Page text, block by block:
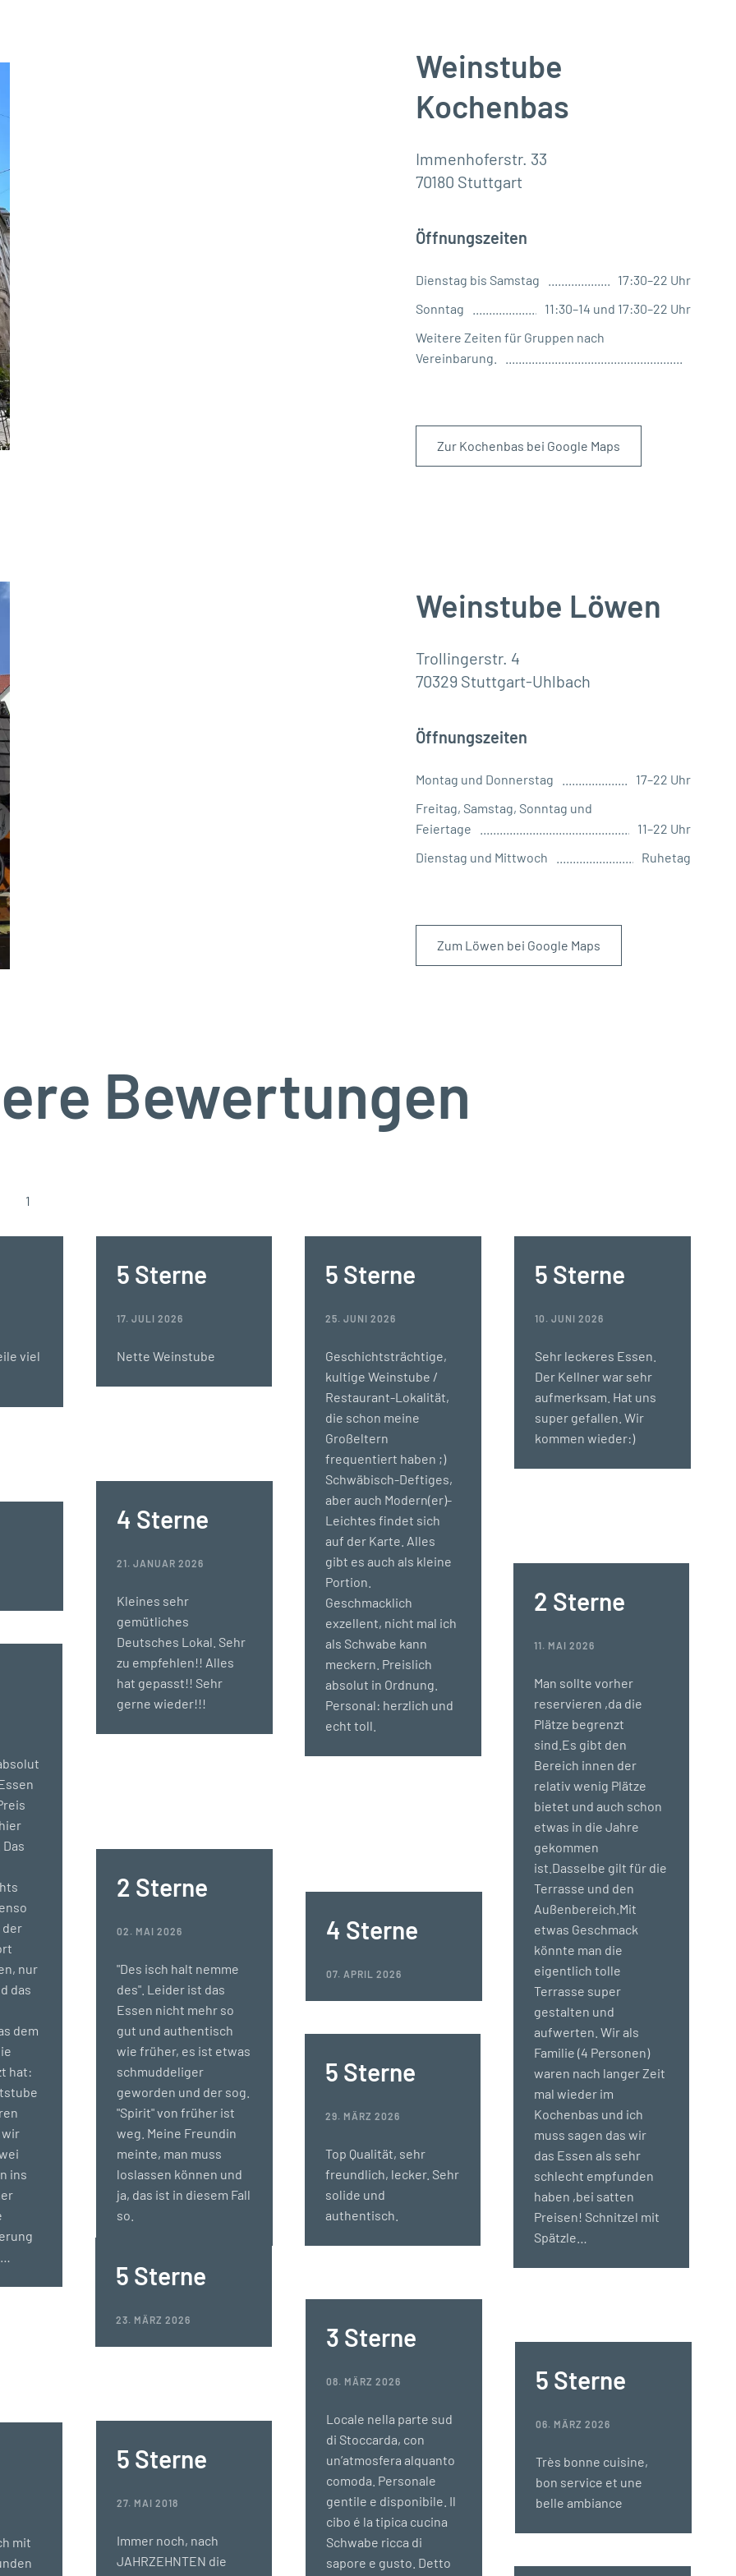
Weinstube
Kochenbas
Immenhoferstr. 33
70180 Stuttgart
Öffnungszeiten
Dienstag bis Samstag
17:30–22 Uhr
Sonntag
11:30–14 und 17:30–22 Uhr
Weitere Zeiten für Gruppen nach
Vereinbarung.
Zur Kochenbas bei Google Maps
Weinstube Löwen
Trollingerstr. 4
70329 Stuttgart-Uhlbach
Öffnungszeiten
Montag und Donnerstag
17–22 Uhr
Freitag, Samstag, Sonntag und
Feiertage
11–22 Uhr
Dienstag und Mittwoch
Ruhetag
Zum Löwen bei Google Maps
Bewertungen
1
viel
5 Sterne
17. JULI 2026
Nette Weinstube
5 Sterne
25. JUNI 2026
Geschichtsträchtige,
kultige Weinstube /
Restaurant-Lokalität,
die schon meine
Großeltern
frequentiert haben ;)
Schwäbisch-Deftiges,
aber auch Modern(er)-
Leichtes findet sich
auf der Karte. Alles
gibt es auch als kleine
Portion.
Geschmacklich
exzellent, nicht mal ich
als Schwabe kann
meckern. Preislich
absolut in Ordnung.
Personal: herzlich und
echt toll.
5 Sterne
10. JUNI 2026
Sehr leckeres Essen.
Der Kellner war sehr
aufmerksam. Hat uns
super gefallen. Wir
kommen wieder:)
4 Sterne
21. JANUAR 2026
Kleines sehr
gemütliches
Deutsches Lokal. Sehr
zu empfehlen!! Alles
hat gepasst!! Sehr
gerne wieder!!!
2 Sterne
11. MAI 2026
Man sollte vorher
reservieren ,da die
Plätze begrenzt
sind.Es gibt den
Bereich innen der
relativ wenig Plätze
bietet und auch schon
etwas in die Jahre
gekommen
ist.Dasselbe gilt für die
Terrasse und den
Außenbereich.Mit
etwas Geschmack
könnte man die
eigentlich tolle
Terrasse super
gestalten und
aufwerten. Wir als
Familie (4 Personen)
waren nach langer Zeit
mal wieder im
Kochenbas und ich
muss sagen das wir
das Essen als sehr
schlecht empfunden
haben ,bei satten
Preisen! Schnitzel mit
Spätzle…
der
nur
das
dem
hat:
wir
ins
2 Sterne
02. MAI 2026
"Des isch halt nemme
des". Leider ist das
Essen nicht mehr so
gut und authentisch
wie früher, es ist etwas
schmuddeliger
geworden und der sog.
"Spirit" von früher ist
weg. Meine Freundin
meinte, man muss
loslassen können und
ja, das ist in diesem Fall
so.
4 Sterne
07. APRIL 2026
5 Sterne
29. MÄRZ 2026
Top Qualität, sehr
freundlich, lecker. Sehr
solide und
authentisch.
5 Sterne
23. MÄRZ 2026
3 Sterne
08. MÄRZ 2026
Locale nella parte sud
di Stoccarda, con
un’atmosfera alquanto
comoda. Personale
gentile e disponibile. Il
cibo é la tipica cucina
Schwabe ricca di
sapore e gusto. Detto
5 Sterne
06. MÄRZ 2026
Très bonne cuisine,
bon service et une
belle ambiance
5 Sterne
27. MAI 2018
Immer noch, nach
JAHRZEHNTEN die
mit